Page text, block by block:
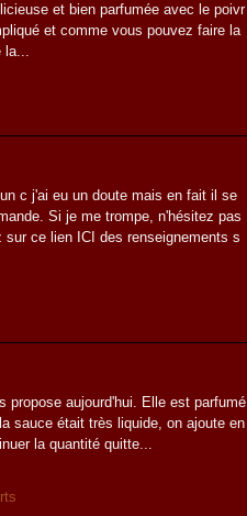
et bien parfumée avec le poivr
et comme vous pouvez faire la
la...
c j'ai eu un doute mais en fait il se
Si je me trompe, n'hésitez pas
ce lien ICI des renseignements s
propose aujourd'hui. Elle est parfumé
sauce était très liquide, on ajoute en
la quantité quitte...